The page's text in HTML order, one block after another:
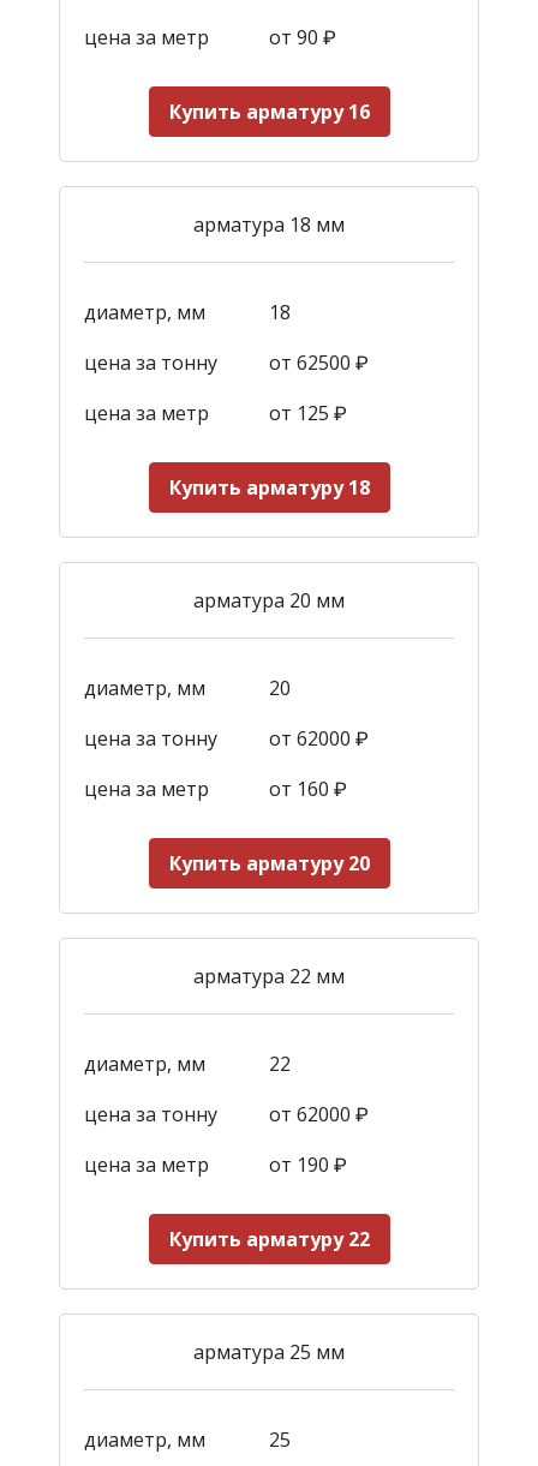
цена за метр от 90 ₽
Купить арматуру 16
арматура 18 мм
диаметр, мм
18
цена за тонну
от 62500 ₽
цена за метр
от 125 ₽
Купить арматуру 18
арматура 20 мм
диаметр, мм
20
цена за тонну
от 62000 ₽
цена за метр
от 160 ₽
Купить арматуру 20
арматура 22 мм
диаметр, мм
22
цена за тонну
от 62000 ₽
цена за метр
от 190 ₽
Купить арматуру 22
арматура 25 мм
диаметр, мм
25